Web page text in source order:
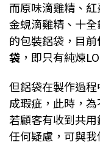
而原味滴雞精、
金蜆滴雞精、十
的包裝鋁袋，目前
袋 ，即只有純煉
但鋁袋在製作過
成瑕疵，此時，
若顧客有收到共
任何疑慮，可與我